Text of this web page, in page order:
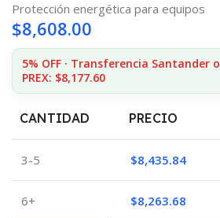
Protección energética para equipos
$8,608.00
5% OFF · Transferencia Santander o
PREX: $8,177.60
CANTIDAD PRECIO
3-5 $8,435.84
6+ $8,263.68